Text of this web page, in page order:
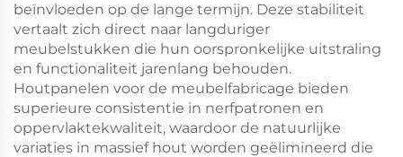
beïnvloeden op de lange termijn. Deze stabiliteit
vertaalt zich direct naar langduriger
meubelstukken die hun oorspronkelijke uitstraling
en functionaliteit jarenlang behouden.
Houtpanelen voor de meubelfabricage bieden
superieure consistentie in nerfpatronen en
oppervlaktekwaliteit, waardoor de natuurlijke
variaties in massief hout worden geëlimineerd die